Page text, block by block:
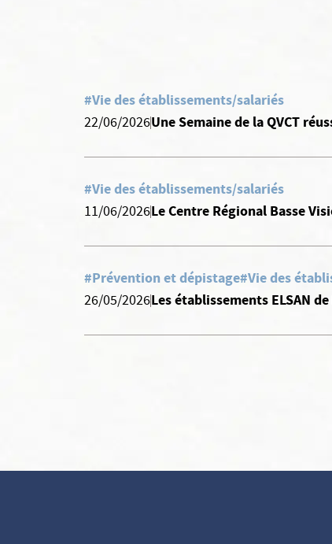
fonctionnement, à en mesurer la fréquentation et, avec votre
#Vie des établissements/salariés
22/06/2026Une Semaine de la QVCT
#Vie des établissements/salariés
11/06/2026Le Centre Régional Basse
#Prévention et dépistage#Vie des
26/05/2026Les établissements ELSAN